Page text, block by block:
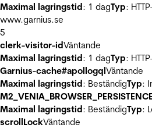
Maximal lagringstid: 1 dagTyp:
www.garnius.se
5
clerk-visitor-idVäntande
Maximal lagringstid: 1 dagTyp:
Garnius-cache#apollogqlVäntande
Maximal lagringstid: BeständigTyp:
Maximal lagringstid: BeständigTyp:
scrollLockVäntande